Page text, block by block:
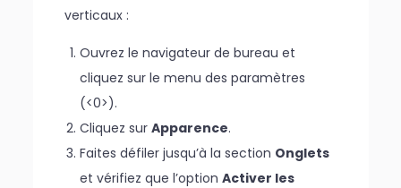
verticaux :
Ouvrez le navigateur de bureau et
cliquez sur le menu des paramètres
(<0>).
Cliquez sur Apparence.
Faites défiler jusqu’à la section Onglets
et vérifiez que l’option Activer les